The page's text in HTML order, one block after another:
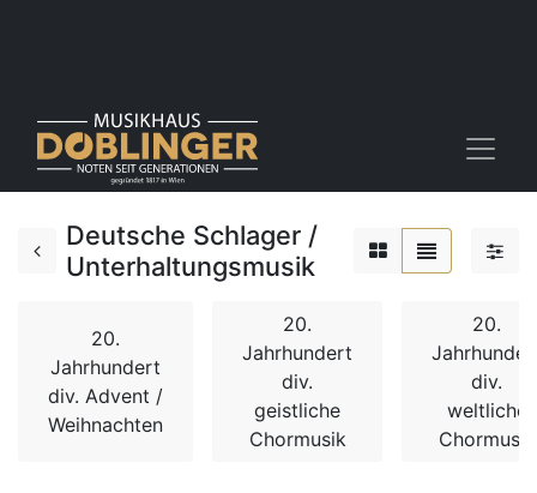
Deutsche Schlager /
Unterhaltungsmusik
20.
Jahrhundert
div. Advent /
Weihnachten
20.
Jahrhundert
div.
geistliche
Chormusik
20.
div.
weltliche
Chormusik